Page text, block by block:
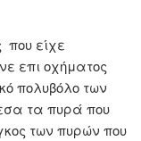
είχε
επι οχήματος
πολυβόλο των
τα πυρά που
των πυρών που